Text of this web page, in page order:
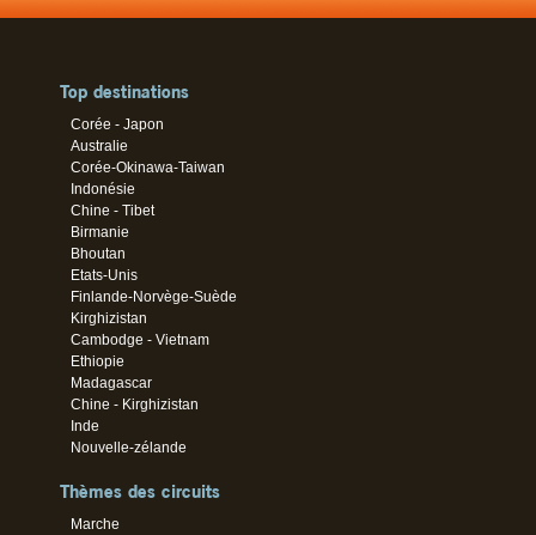
Top destinations
Corée - Japon
Australie
Corée-Okinawa-Taiwan
Indonésie
Chine - Tibet
Birmanie
Bhoutan
Etats-Unis
Finlande-Norvège-Suède
Kirghizistan
Cambodge - Vietnam
Ethiopie
Madagascar
Chine - Kirghizistan
Inde
Nouvelle-zélande
Thèmes des circuits
Marche